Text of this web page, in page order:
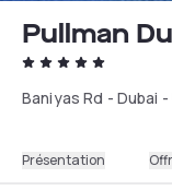
Pullman
Baniyas Rd - Dubai
Présentation